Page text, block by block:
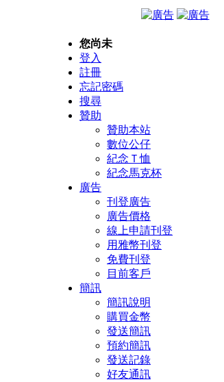
您尚未
登入
註冊
忘記密碼
搜尋
贊助
贊助本站
數位公仔
紀念Ｔ恤
紀念馬克杯
廣告
刊登廣告
廣告價格
線上申請刊登
用雅幣刊登
免費刊登
目前客戶
簡訊
簡訊說明
購買金幣
發送簡訊
預約簡訊
發送記錄
好友通訊